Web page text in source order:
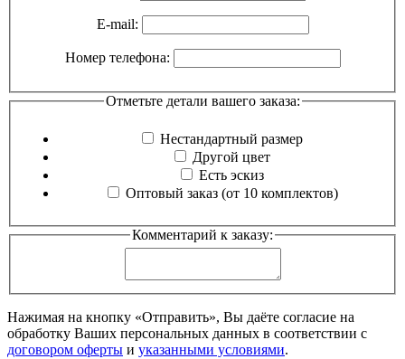
E-mail:
Номер телефона:
Отметьте детали вашего заказа:
Нестандартный размер
Другой цвет
Есть эскиз
Оптовый заказ (от 10 комплектов)
Комментарий к заказу:
Нажимая на кнопку «Отправить», Вы даёте согласие на
обработку Ваших персональных данных в соответствии с
договором оферты и указанными условиями.